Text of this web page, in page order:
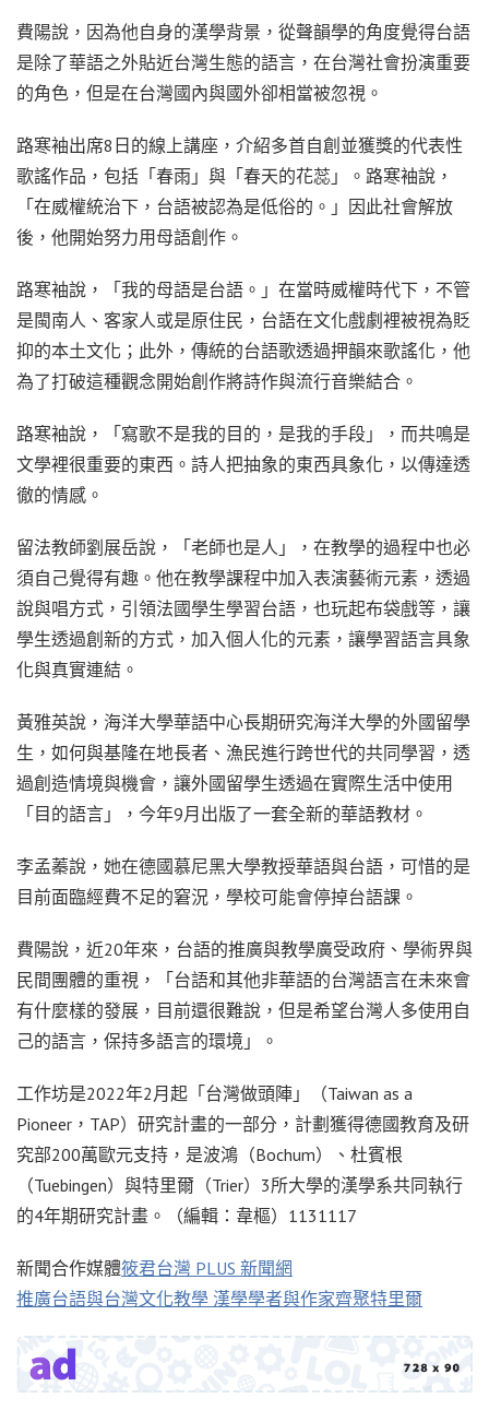
費陽說，因為他自身的漢學背景，從聲韻學的角度覺得台語
是除了華語之外貼近台灣生態的語言，在台灣社會扮演重要
的角色，但是在台灣國內與國外卻相當被忽視。
路寒袖出席8日的線上講座，介紹多首自創並獲獎的代表性
歌謠作品，包括「春雨」與「春天的花蕊」。路寒袖說，
「在威權統治下，台語被認為是低俗的。」因此社會解放
後，他開始努力用母語創作。
路寒袖說，「我的母語是台語。」在當時威權時代下，不管
是閩南人、客家人或是原住民，台語在文化戲劇裡被視為貶
抑的本土文化；此外，傳統的台語歌透過押韻來歌謠化，他
為了打破這種觀念開始創作將詩作與流行音樂結合。
路寒袖說，「寫歌不是我的目的，是我的手段」，而共鳴是
文學裡很重要的東西。詩人把抽象的東西具象化，以傳達透
徹的情感。
留法教師劉展岳說，「老師也是人」，在教學的過程中也必
須自己覺得有趣。他在教學課程中加入表演藝術元素，透過
說與唱方式，引領法國學生學習台語，也玩起布袋戲等，讓
學生透過創新的方式，加入個人化的元素，讓學習語言具象
化與真實連結。
黃雅英說，海洋大學華語中心長期研究海洋大學的外國留學
生，如何與基隆在地長者、漁民進行跨世代的共同學習，透
過創造情境與機會，讓外國留學生透過在實際生活中使用
「目的語言」，今年9月出版了一套全新的華語教材。
李孟蓁說，她在德國慕尼黑大學教授華語與台語，可惜的是
目前面臨經費不足的窘況，學校可能會停掉台語課。
費陽說，近20年來，台語的推廣與教學廣受政府、學術界與
民間團體的重視，「台語和其他非華語的台灣語言在未來會
有什麼樣的發展，目前還很難說，但是希望台灣人多使用自
己的語言，保持多語言的環境」。
工作坊是2022年2月起「台灣做頭陣」（Taiwan as a
Pioneer，TAP）研究計畫的一部分，計劃獲得德國教育及研
究部200萬歐元支持，是波鴻（Bochum）、杜賓根
（Tuebingen）與特里爾（Trier）3所大學的漢學系共同執行
的4年期研究計畫。（編輯：韋樞）1131117
新聞合作媒體筱君台灣 PLUS 新聞網
推廣台語與台灣文化教學 漢學學者與作家齊聚特里爾